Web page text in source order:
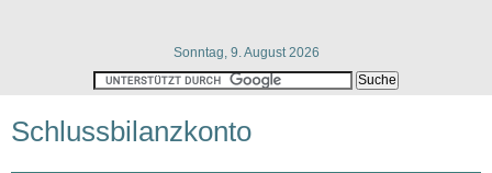
Sonntag, 9. August 2026
Schlussbilanzkonto